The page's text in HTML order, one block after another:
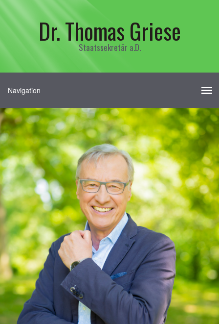
Dr. Thomas Griese
Staatssekretär a.D.